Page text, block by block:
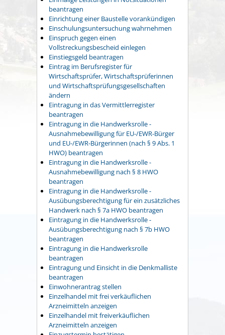
beantragen
Einrichtung einer Baustelle vorankündigen
Einschulungsuntersuchung wahrnehmen
Einspruch gegen einen
Vollstreckungsbescheid einlegen
Einstiegsgeld beantragen
Eintrag im Berufsregister für
Wirtschaftsprüfer, Wirtschaftsprüferinnen
und Wirtschaftsprüfungsgesellschaften
ändern
Eintragung in das Vermittlerregister
beantragen
Eintragung in die Handwerksrolle -
Ausnahmebewilligung für EU-/EWR-Bürger
und EU-/EWR-Bürgerinnen (nach § 9 Abs. 1
HWO) beantragen
Eintragung in die Handwerksrolle -
Ausnahmebewilligung nach § 8 HWO
beantragen
Eintragung in die Handwerksrolle -
Ausübungsberechtigung für ein zusätzliches
Handwerk nach § 7a HWO beantragen
Eintragung in die Handwerksrolle -
Ausübungsberechtigung nach § 7b HWO
beantragen
Eintragung in die Handwerksrolle
beantragen
Eintragung und Einsicht in die Denkmalliste
beantragen
Einwohnerantrag stellen
Einzelhandel mit frei verkäuflichen
Arzneimitteln anzeigen
Einzelhandel mit freiverkäuflichen
Arzneimitteln anzeigen